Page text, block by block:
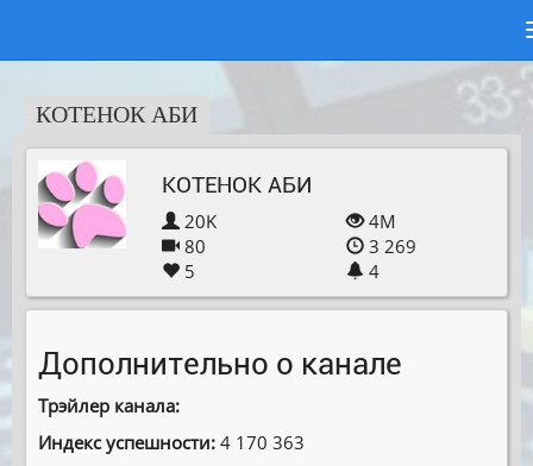
КОТЕНОК АБИ
КОТЕНОК АБИ
20K
80
5
4M
3 269
4
Дополнительно о канале
Трэйлер канала:
Индекс успешности: 4 170 363